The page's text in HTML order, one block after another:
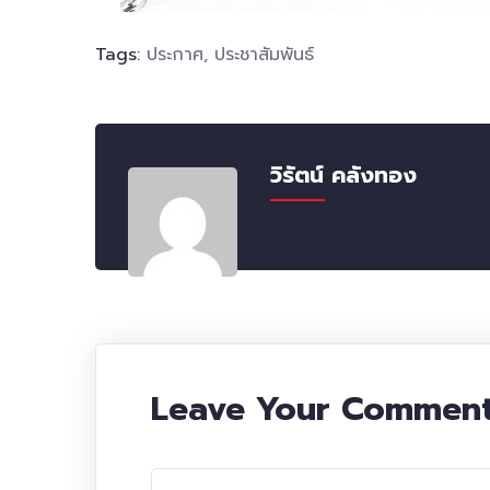
Tags: ประกาศ, ประชาสัมพันธ์
วิรัตน์ คลังทอง
Leave Your